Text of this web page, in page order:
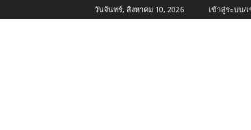
วันจันทร์, สิงหาคม 10, 2026 เข้าสู่ระบบ/